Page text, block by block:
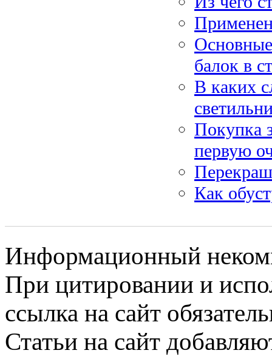
балок в
В каких
Покупка
первую
Как
Информационный
При цитировании и
ссылка на сайт
Статьи на сайт